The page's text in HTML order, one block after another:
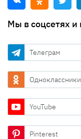
Мы в соцсетях
Телеграм
Одноклассники
YouTube
Pinterest